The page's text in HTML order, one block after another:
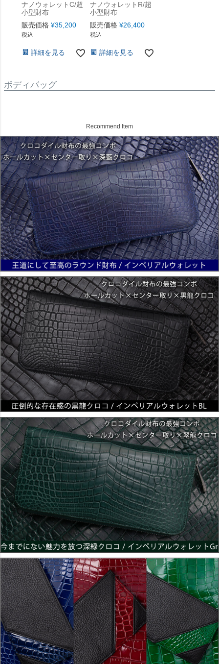
ナノウォレットC/超
小型財布
販売価格 ¥35,200
税込
詳細を見る
ナノウォレットR/超
小型財布
販売価格 ¥26,400
税込
詳細を見る
ボディバッグ
Recommend Item